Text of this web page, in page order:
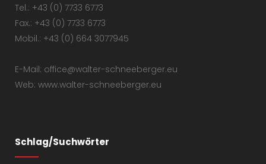
Tel.: +43 (0) 7733 6773
Fax.: +43 (0) 7733 6773
Mobil.: +43 (0) 664 3077945
E-Mail: office@walter-schneeberger.eu
Web: www.walter-schneeberger.eu
Schlag/Suchwörter